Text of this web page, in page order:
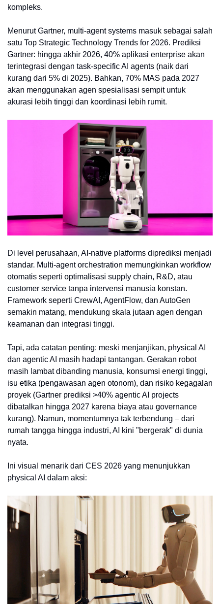
kompleks.
Menurut Gartner, multi-agent systems masuk sebagai salah
satu Top Strategic Technology Trends for 2026. Prediksi
Gartner: hingga akhir 2026, 40% aplikasi enterprise akan
terintegrasi dengan task-specific AI agents (naik dari
kurang dari 5% di 2025). Bahkan, 70% MAS pada 2027
akan menggunakan agen spesialisasi sempit untuk
akurasi lebih tinggi dan koordinasi lebih rumit.
Di level perusahaan, AI-native platforms diprediksi menjadi
standar. Multi-agent orchestration memungkinkan workflow
otomatis seperti optimalisasi supply chain, R&D, atau
customer service tanpa intervensi manusia konstan.
Framework seperti CrewAI, AgentFlow, dan AutoGen
semakin matang, mendukung skala jutaan agen dengan
keamanan dan integrasi tinggi.
Tapi, ada catatan penting: meski menjanjikan, physical AI
dan agentic AI masih hadapi tantangan. Gerakan robot
masih lambat dibanding manusia, konsumsi energi tinggi,
isu etika (pengawasan agen otonom), dan risiko kegagalan
proyek (Gartner prediksi >40% agentic AI projects
dibatalkan hingga 2027 karena biaya atau governance
kurang). Namun, momentumnya tak terbendung – dari
rumah tangga hingga industri, AI kini "bergerak" di dunia
nyata.
Ini visual menarik dari CES 2026 yang menunjukkan
physical AI dalam aksi: